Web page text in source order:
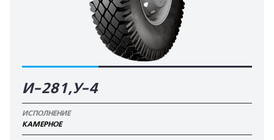
И-281,У-4
ИСПОЛНЕНИЕ
КАМЕРНОЕ